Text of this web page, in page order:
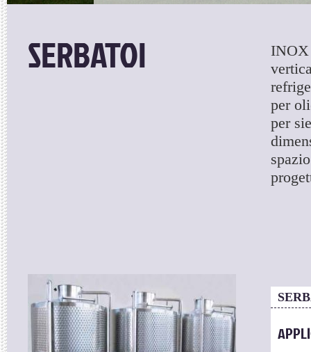
SERBATOI
INOX
per
per